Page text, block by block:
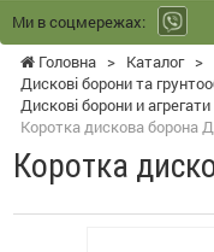
Ми в соцмережах:
Головна > Каталог >
Дискові борони та
Дискові борони и агрегати
Коротка дискова борона
Коротка